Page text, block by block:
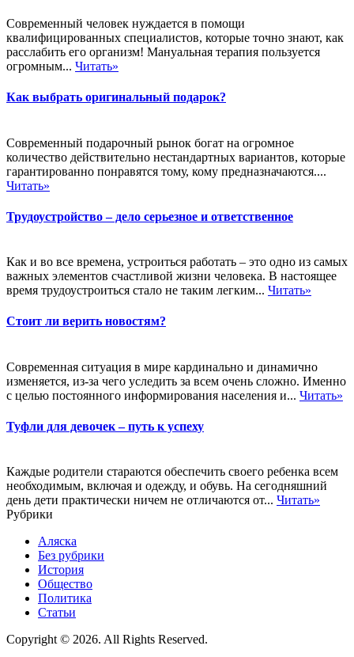
Современный человек нуждается в помощи
квалифицированных специалистов, которые точно знают, как
расслабить его организм! Мануальная терапия пользуется
огромным... Читать»
Как выбрать оригинальный подарок?
Современный подарочный рынок богат на огромное
количество действительно нестандартных вариантов, которые
гарантированно понравятся тому, кому предназначаются....
Читать»
Трудоустройство – дело серьезное и ответственное
Как и во все времена, устроиться работать – это одно из самых
важных элементов счастливой жизни человека. В настоящее
время трудоустроиться стало не таким легким... Читать»
Стоит ли верить новостям?
Современная ситуация в мире кардинально и динамично
изменяется, из-за чего уследить за всем очень сложно. Именно
с целью постоянного информирования населения и... Читать»
Туфли для девочек – путь к успеху
Каждые родители стараются обеспечить своего ребенка всем
необходимым, включая и одежду, и обувь. На сегодняшний
день дети практически ничем не отличаются от... Читать»
Рубрики
Аляска
Без рубрики
История
Общество
Политика
Статьи
Copyright © 2026. All Rights Reserved.